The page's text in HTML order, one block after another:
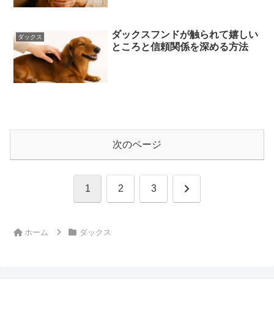
ダックス
ダックスフンドが触られて嬉しい
ところと信頼関係を深める方法
次のページ
1 2 3 次
ホーム ダックス